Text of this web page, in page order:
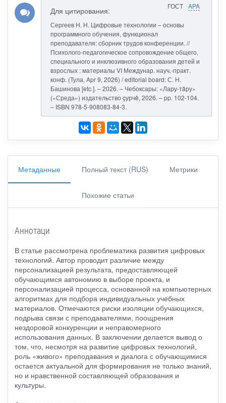
ГОСТ APA
Для цитирования:
Сергеев Н. Н. Цифровые технологии – основы
программного обучения, функционал
преподавателя: сборник трудов конференции. //
Психолого-педагогическое сопровождение общего,
специального и инклюзивного образования детей и
взрослых : материалы VI Междунар. науч.-практ.
конф. (Тула, Apr 9, 2026) / editorial board: С. Н.
Башинова [etc.]. – 2026. – Чебоксары: «Лару-тăру»
(«Среда») издательство çурчě, 2026. – pp. 102-104.
– ISBN 978-5-908083-84-3.
Метаданные Полный текст (RUS) Метрики
Похожие статьи
Аннотаци
В статье рассмотрена проблематика развития цифровых
технологий. Автор проводит различие между
персонализацией результата, предоставляющей
обучающимся автономию в выборе проекта, и
персонализацией процесса, основанной на компьютерных
алгоритмах для подбора индивидуальных учебных
материалов. Отмечаются риски изоляции обучающихся,
подрыва связи с преподавателями, поощрения
нездоровой конкуренции и неправомерного
использования данных. В заключении делается вывод о
том, что, несмотря на развитие цифровых технологий,
роль «живого» преподавания и диалога с обучающимися
остается актуальной для формирования не только знаний,
но и нравственной составляющей образования и
культуры.